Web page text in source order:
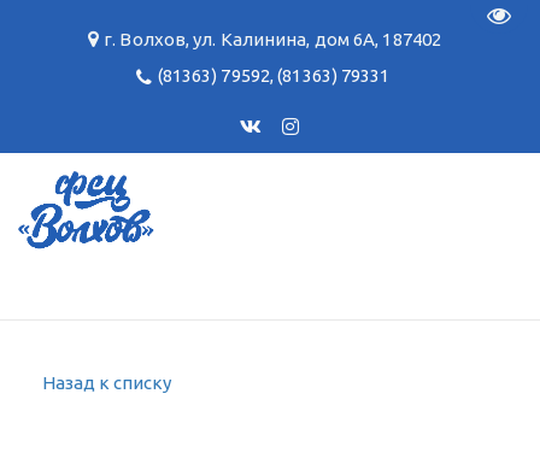
г. Волхов,ул. Калинина, дом 6А, 187402
(81363) 79592,(81363) 79331
Назад к списку